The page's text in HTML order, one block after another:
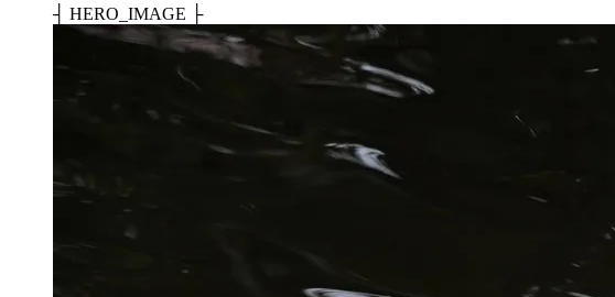
┤ HERO_IMAGE ├